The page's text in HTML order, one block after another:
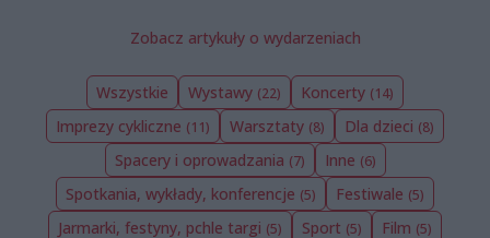
Zobacz artykuły o wydarzeniach
Wszystkie Wystawy (22) Koncerty (14)
Imprezy cykliczne (11) Warsztaty (8) Dla dzieci (8)
Spacery i oprowadzania (7) Inne (6)
Spotkania, wykłady, konferencje (5) Festiwale (5)
Jarmarki, festyny, pchle targi (5) Sport (5) Film (5)